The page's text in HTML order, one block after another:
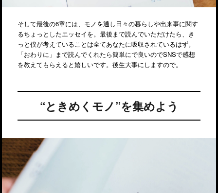
そして最後の6章には、モノを通し日々の暮らしや出来事に関す
るちょっとしたエッセイを。最後まで読んでいただけたら、き
っと僕が考えていることは全てあなたに吸収されているはず。
「おわりに」まで読んでくれたら簡単にで良いのでSNSで感想
を教えてもらえると嬉しいです。後生大事にしますので。
“ときめくモノ”を集めよう